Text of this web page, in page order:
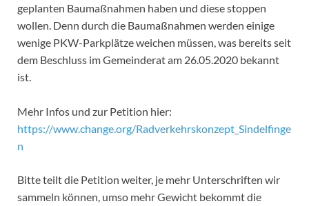
geplanten Baumaßnahmen haben und diese stoppen
wollen. Denn durch die Baumaßnahmen werden einige
wenige PKW-Parkplätze weichen müssen, was bereits seit
dem Beschluss im Gemeinderat am 26.05.2020 bekannt
ist.
Mehr Infos und zur Petition hier:
https://www.change.org/Radverkehrskonzept_Sindelfinge
n
Bitte teilt die Petition weiter, je mehr Unterschriften wir
sammeln können, umso mehr Gewicht bekommt die